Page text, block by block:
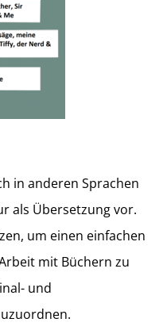
in anderen Sprachen
als Übersetzung vor.
um einen einfachen
mit Büchern zu
und